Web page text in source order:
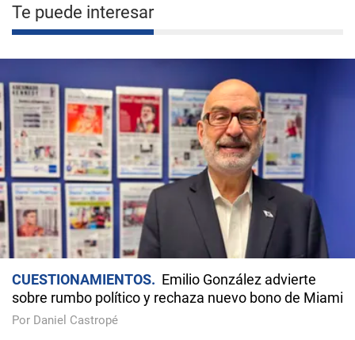
Te puede interesar
CUESTIONAMIENTOS
Emilio González advierte
sobre rumbo político y rechaza nuevo bono de Miami
Por Daniel Castropé